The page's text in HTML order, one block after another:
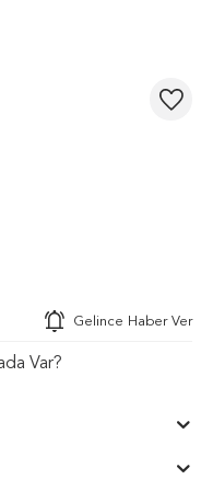
Gelince Haber Ver
Var?